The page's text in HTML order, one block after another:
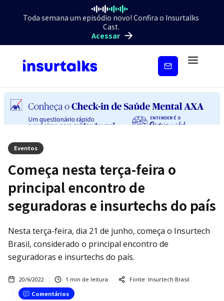
Toda semana um episódio novo! Confira o Insurtalks
Cast.
Acessar
Inscreva-
Eventos
Começa nesta terça-feira o
principal encontro de
seguradoras e insurtechs do país
Nesta terça-feira, dia 21 de junho, começa o Insurtech
Brasil, considerado o principal encontro de
seguradoras e insurtechs do país.
20/6/2022 1 min de leitura Fonte: Insurtech Brasil
Comentários